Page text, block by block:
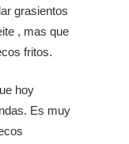
grasientos
, mas que
fritos.
hoy
Es muy